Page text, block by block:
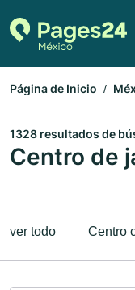
Página de Inicio
1328 resultados de
Centro de
ver todo Centro